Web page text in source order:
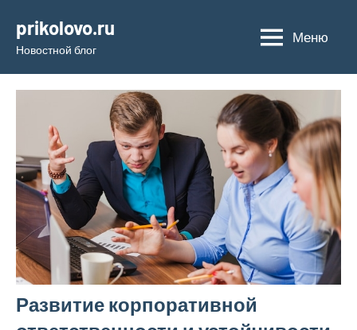
содержимому
prikolovo.ru
Новостной блог
Меню
Развитие корпоративной